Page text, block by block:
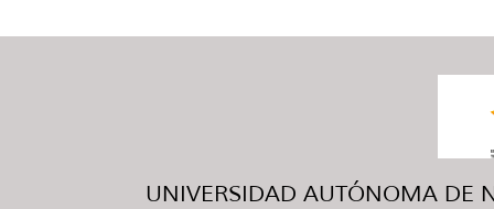
UNIVERSIDAD AUTÓNOMA DE